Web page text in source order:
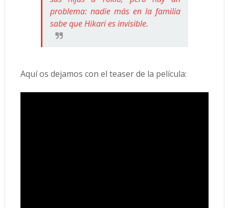
problema: nadie más en la familia
sabe que Hikari es invisible.
Aquí os dejamos con el teaser de la película: